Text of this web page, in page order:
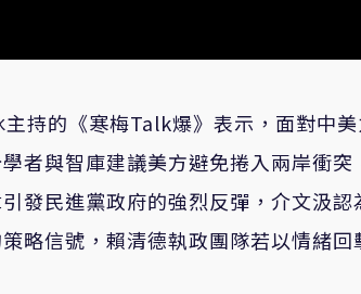
持的《寒梅Talk爆》表示，面對中
者與智庫建議美方避免捲入兩岸衝突
發民進黨政府的強烈反彈，介文汲認
略信號，賴清德執政團隊若以情緒回